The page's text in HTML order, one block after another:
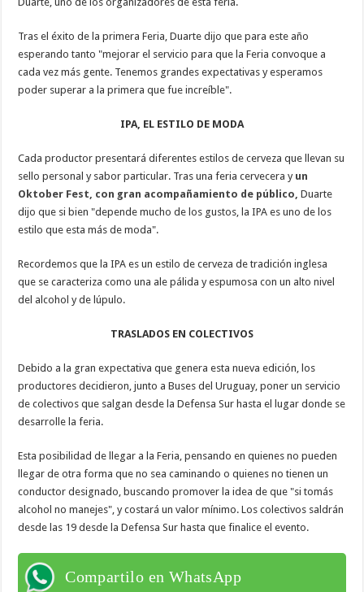
Tras el éxito de la primera Feria, Duarte dijo que para este año
esperando tanto "mejorar el servicio para que la Feria convoque a
cada vez más gente. Tenemos grandes expectativas y esperamos
poder superar a la primera que fue increíble".
IPA, EL ESTILO DE MODA
Cada productor presentará diferentes estilos de cerveza que llevan su
sello personal y sabor particular. Tras una feria cervecera y un
Oktober Fest, con gran acompañamiento de público, Duarte
dijo que si bien "depende mucho de los gustos, la IPA es uno de los
estilo que esta más de moda".
Recordemos que la IPA es un estilo de cerveza de tradición inglesa
que se caracteriza como una ale pálida y espumosa con un alto nivel
del alcohol y de lúpulo.
TRASLADOS EN COLECTIVOS
Debido a la gran expectativa que genera esta nueva edición, los
productores decidieron, junto a Buses del Uruguay, poner un servicio
de colectivos que salgan desde la Defensa Sur hasta el lugar donde se
desarrolle la feria.
Esta posibilidad de llegar a la Feria, pensando en quienes no pueden
llegar de otra forma que no sea caminando o quienes no tienen un
conductor designado, buscando promover la idea de que "si tomás
alcohol no manejes", y costará un valor mínimo. Los colectivos saldrán
desde las 19 desde la Defensa Sur hasta que finalice el evento.
Compartilo en WhatsApp